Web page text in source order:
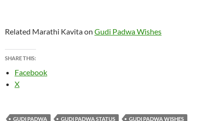
Related Marathi Kavita on Gudi Padwa Wishes
SHARE THIS:
Facebook
X
GUDI PADWA GUDI PADWA STATUS GUDI PADWA WISHES